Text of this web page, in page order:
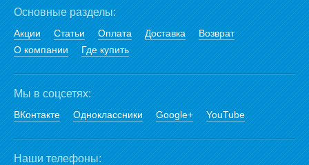
Основные разделы:
Акции Статьи Оплата Доставка
Возврат
О компании
Где купить
Мы в соцсетях:
ВКонтакте Одноклассники Google+ YouTube
Наши телефоны: